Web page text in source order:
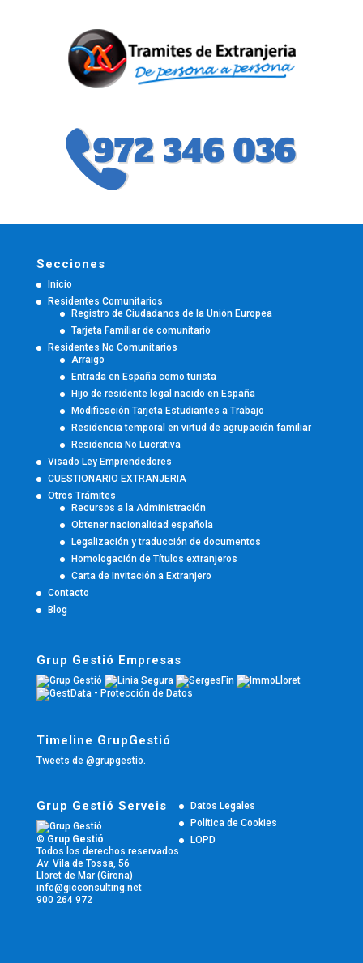
Secciones
Inicio
Residentes Comunitarios
Registro de Ciudadanos de la Unión Europea
Tarjeta Familiar de comunitario
Residentes No Comunitarios
Arraigo
Entrada en España como turista
Hijo de residente legal nacido en España
Modificación Tarjeta Estudiantes a Trabajo
Residencia temporal en virtud de agrupación familiar
Residencia No Lucrativa
Visado Ley Emprendedores
CUESTIONARIO EXTRANJERIA
Otros Trámites
Recursos a la Administración
Obtener nacionalidad española
Legalización y traducción de documentos
Homologación de Títulos extranjeros
Carta de Invitación a Extranjero
Contacto
Blog
Grup Gestió Empresas
Timeline GrupGestió
Tweets de @grupgestio.
Grup Gestió Serveis
© Grup Gestió
Todos los derechos reservados
Av. Vila de Tossa, 56
Lloret de Mar (Girona)
info@gicconsulting.net
900 264 972
Datos Legales
Política de Cookies
LOPD